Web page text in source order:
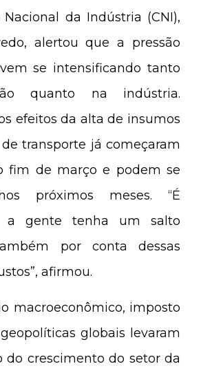
Nacional da Indústria (CNI),
alertou que a pressão
se intensificando tanto
quanto na indústria.
efeitos da alta de insumos
transporte já começaram
fim de março e podem se
próximos meses. “É
a gente tenha um salto
por conta dessas
afirmou.
macroeconômico, imposto
globais levaram
do crescimento do setor da